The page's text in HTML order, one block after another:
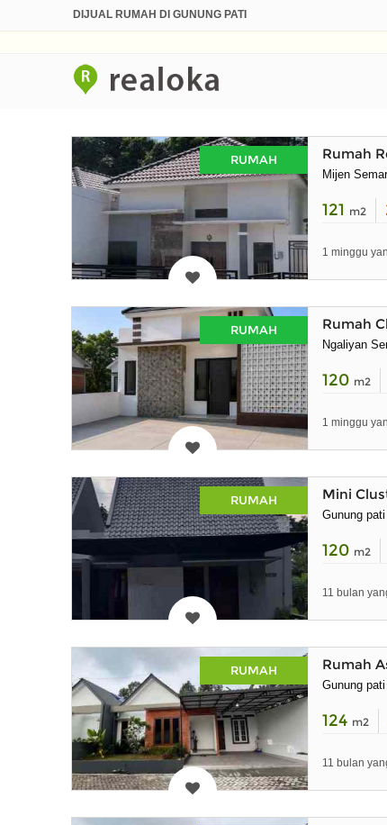
DIJUAL RUMAH DI GUNUNG PATI
RUMAH Rumah
Mijen
121 m2
1 minggu
RUMAH Rumah
Ngaliyan
120 m2
1 minggu
RUMAH Mini
Gunung pati
120 m2
11 bulan
RUMAH Rumah
Gunung pati
124 m2
11 bulan